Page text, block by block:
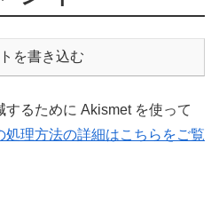
を書き込む
るために Akismet を使って
処理方法の詳細はこちらをご覧